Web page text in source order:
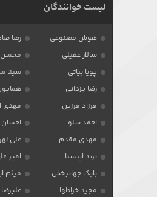
لیست خوانندگان
هوش مصنوعی
رضا
سالار عقیلی
محسن
پویا بیاتی
سینا
رضا یزدانی
فرزاد فرزین
مهدی
احمد سلو
مهدی مقدم
علی
ترند اینستا
امیر
بابک جهانبخش
میثم
مجید خراطها